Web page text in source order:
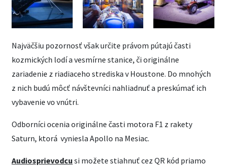
Najväčšiu pozornosť však určite právom pútajú časti
kozmických lodí a vesmírne stanice, či originálne
zariadenie z riadiaceho strediska v Houstone. Do mnohých
z nich budú môcť návštevníci nahliadnuť a preskúmať ich
vybavenie vo vnútri.
Odborníci ocenia originálne časti motora F1 z rakety
Saturn, ktorá vyniesla Apollo na Mesiac.
Audiosprievodcu si možete stiahnuť cez QR kód priamo